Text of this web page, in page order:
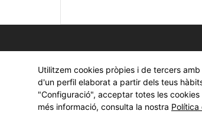
Utilitzem cookies pròpies i de tercers
d'un perfil elaborat a partir dels teus
"Configuració", acceptar totes les
més informació, consulta la nostra Política